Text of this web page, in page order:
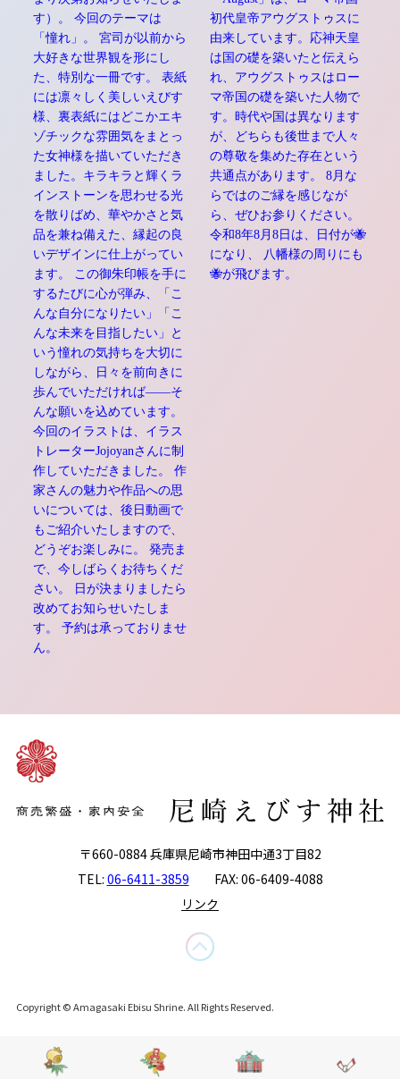
〒660-0884 兵庫県尼崎市神田中通3丁目82
TEL: 06-6411-3859 FAX: 06-6409-4088
リンク
Copyright © Amagasaki Ebisu Shrine. All Rights Reserved.